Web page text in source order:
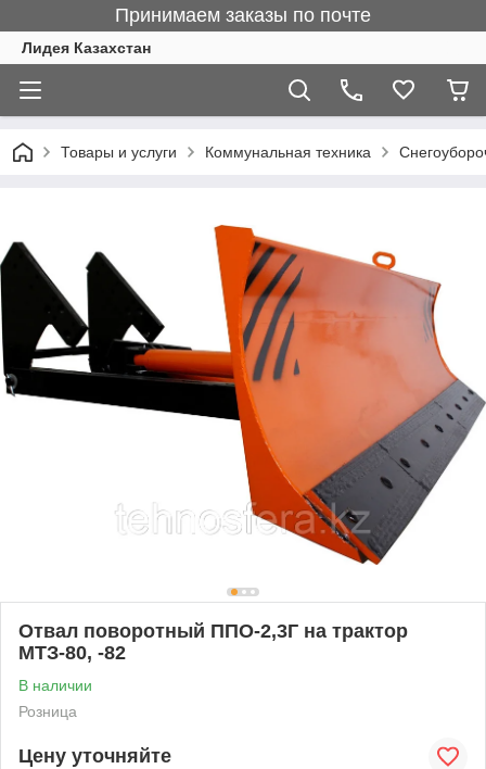
Принимаем заказы по почте
Лидея Казахстан
Товары и услуги Коммунальная техника
Отвал поворотный ППО-2,3Г на трактор
МТЗ-80, -82
В наличии
Розница
Цену уточняйте